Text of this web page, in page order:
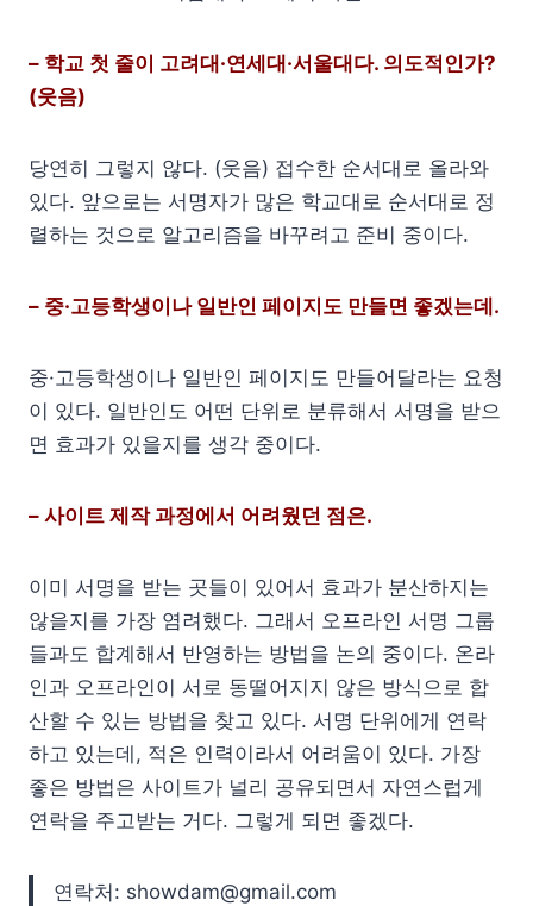
– 학교 첫 줄이 고려대·연세대·서울대다. 의도적인가?
(웃음)
당연히 그렇지 않다. (웃음) 접수한 순서대로 올라와
있다. 앞으로는 서명자가 많은 학교대로 순서대로 정
렬하는 것으로 알고리즘을 바꾸려고 준비 중이다.
– 중·고등학생이나 일반인 페이지도 만들면 좋겠는데.
중·고등학생이나 일반인 페이지도 만들어달라는 요청
이 있다. 일반인도 어떤 단위로 분류해서 서명을 받으
면 효과가 있을지를 생각 중이다.
– 사이트 제작 과정에서 어려웠던 점은.
이미 서명을 받는 곳들이 있어서 효과가 분산하지는
않을지를 가장 염려했다. 그래서 오프라인 서명 그룹
들과도 합계해서 반영하는 방법을 논의 중이다. 온라
인과 오프라인이 서로 동떨어지지 않은 방식으로 합
산할 수 있는 방법을 찾고 있다. 서명 단위에게 연락
하고 있는데, 적은 인력이라서 어려움이 있다. 가장
좋은 방법은 사이트가 널리 공유되면서 자연스럽게
연락을 주고받는 거다. 그렇게 되면 좋겠다.
연락처: showdam@gmail.com